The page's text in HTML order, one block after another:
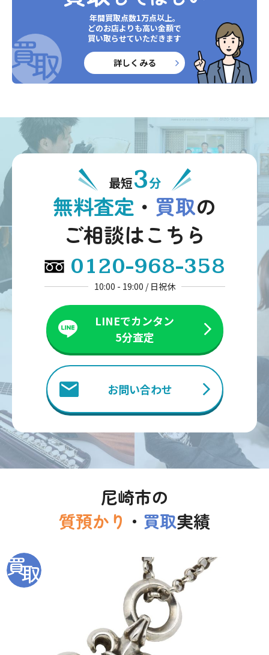
年間買取点数1万点以上。
どのお店よりも高い金額で
買い取らせていただきます
詳しくみる
最短3分
無料査定 ・ 買取の
ご相談はこちら
0120-968-358
10:00 - 19:00 / 日祝休
LINEでカンタン
5分査定
お問い合わせ
尼崎市の
質預かり ・ 買取実績